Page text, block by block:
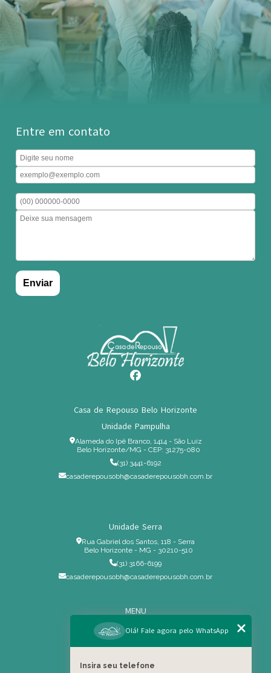
Entre em contato
Casa de Repouso Belo Horizonte
Unidade Pampulha
Alameda do Ipê Branco, 1414 - São Luiz
Belo Horizonte/MG - CEP: 31275-080
(31) 3441-6192
casaderepousobh@casaderepousobh.com.br
Unidade Serra
Rua Gabriel dos Santos, 118 - Serra
Belo Horizonte - MG - 30210-510
(31) 3166-6199
casaderepousobh@casaderepousobh.com.br
MENU
Home
Institucional
Olá! Fale agora pelo WhatsApp
Insira seu telefone